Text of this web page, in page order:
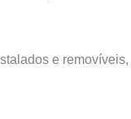
e